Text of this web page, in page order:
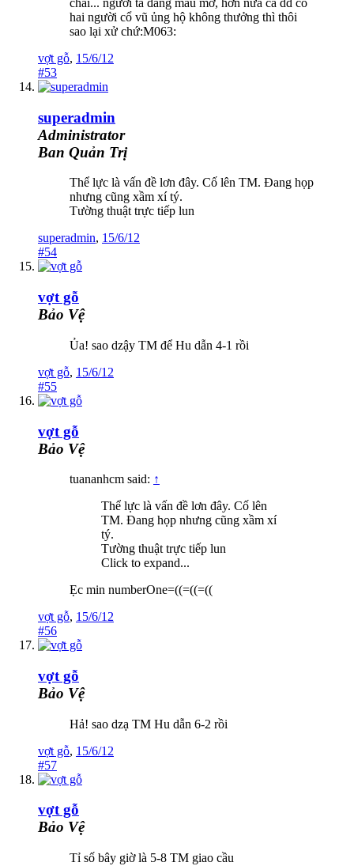
chài... người ta đang máu mờ, hơn nữa cả dđ có
hai người cổ vũ ủng hộ không thưởng thì thôi
sao lại xử chứ:M063:
vợt gỗ, 15/6/12
#53
superadmin
Administrator
Ban Quản Trị
Thể lực là vấn đề lơn đây. Cố lên TM. Đang họp
nhưng cũng xầm xí tý.
Tường thuật trực tiếp lun
superadmin, 15/6/12
#54
vợt gỗ
Bảo Vệ
Ủa! sao dzậy TM để Hu dẫn 4-1 rồi
vợt gỗ, 15/6/12
#55
vợt gỗ
Bảo Vệ
tuananhcm said: ↑
Thể lực là vấn đề lơn đây. Cố lên
TM. Đang họp nhưng cũng xầm xí
tý.
Tường thuật trực tiếp lun
Click to expand...
Ẹc min numberOne=((=((=((
vợt gỗ, 15/6/12
#56
vợt gỗ
Bảo Vệ
Hả! sao dzạ TM Hu dẫn 6-2 rồi
vợt gỗ, 15/6/12
#57
vợt gỗ
Bảo Vệ
Tỉ số bây giờ là 5-8 TM giao cầu